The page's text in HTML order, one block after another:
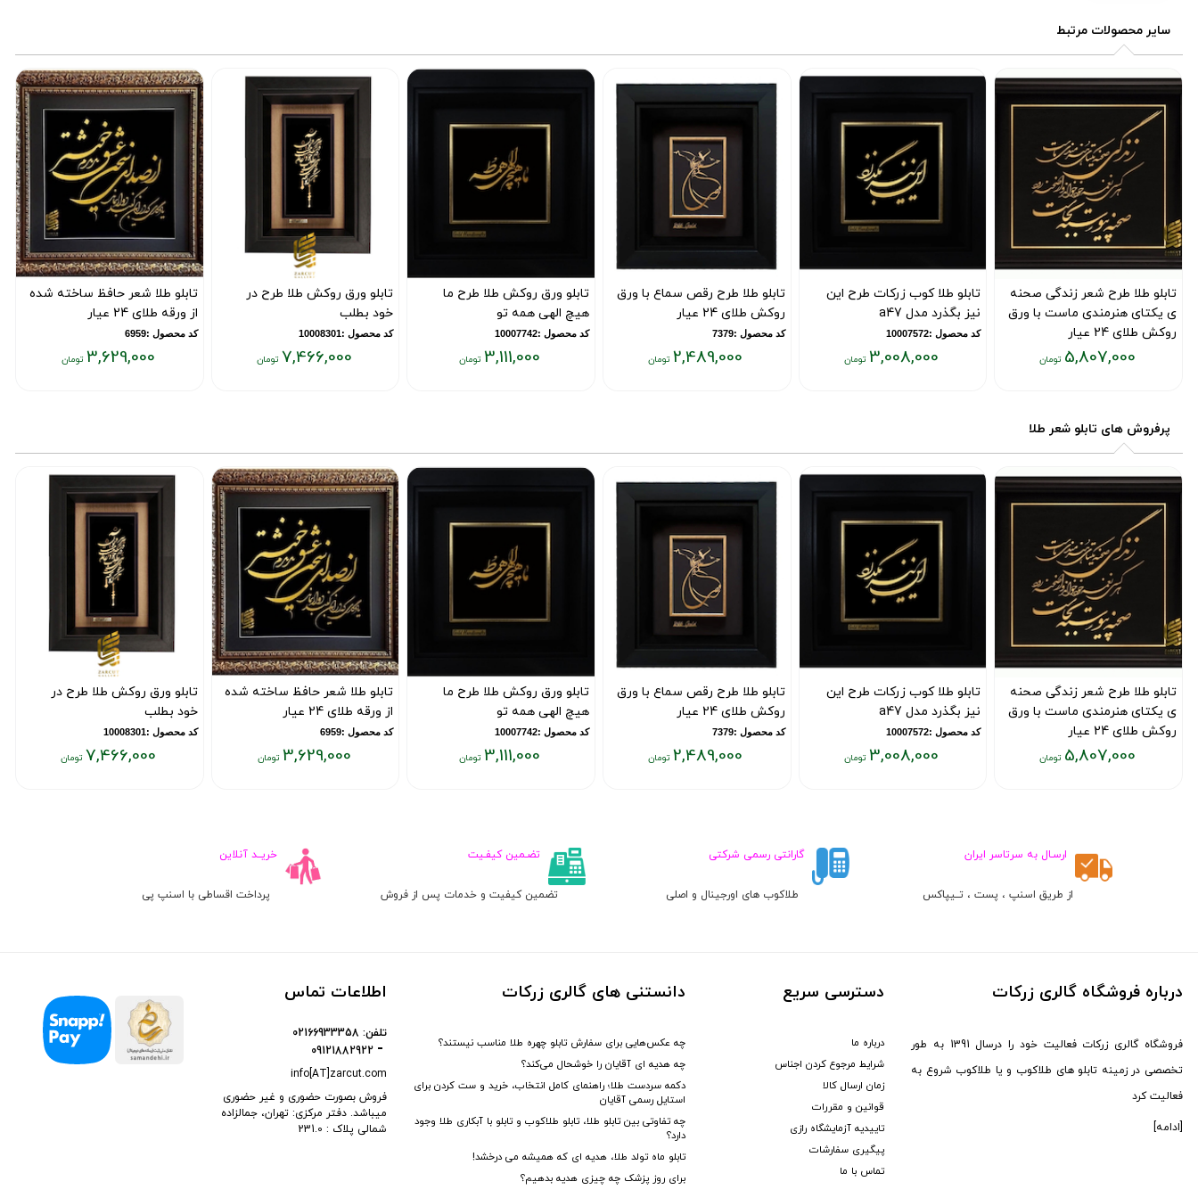
سایر محصولات مرتبط
تابلو طلا طرح شعر زندگی صحنه
ی یکتای هنرمندی ماست با ورق
روکش طلای 24 عیار
کد محصول :73535,807,000
۵,۸۰۷,۰۰۰
تومان
تابلو طلا کوب زرکات طرح این
نیز بگذرد مدل a47
کد محصول :10007572
3,008,000
تابلو طلا طرح رقص سماع با ورق
روکش طلای 24 عیار
کد محصول :7379
2,489,000
تابلو ورق روکش طلا طرح ما
هیچ الهی همه تو
کد محصول :10007742
3,111,000
تابلو ورق روکش طلا طرح در
خود بطلب
کد محصول :10008301
7,466,000
تابلو طلا شعر حافظ ساخته شده
از ورقه طلای 24 عیار
کد محصول :6959
3,629,000
پرفروش های تابلو شعر طلا
تابلو طلا طرح شعر زندگی صحنه
ی یکتای هنرمندی ماست با ورق
روکش طلای 24 عیار
کد محصول :73535,807,000
تابلو طلا کوب زرکات طرح این
نیز بگذرد مدل a47
کد محصول :10007572
3,008,000
تابلو طلا طرح رقص سماع با ورق
روکش طلای 24 عیار
کد محصول :7379
2,489,000
تابلو ورق روکش طلا طرح ما
هیچ الهی همه تو
کد محصول :10007742
3,111,000
تابلو طلا شعر حافظ ساخته شده
از ورقه طلای 24 عیار
کد محصول :6959
3,629,000
تابلو ورق روکش طلا طرح در
خود بطلب
کد محصول :10008301
7,466,000
ارسـال به سرتاسر ایران
از طریق اسنپ ، پست ، تــیپاکس
گارانتی رسمی شرکتی
طلاکوب های اورجینال و اصلی
تضـمین کیفـیت
تضمین کیفیت و خدمات پس از فروش
خریــد آنلاین
پرداخت اقساطی با اسنپ پی
درباره فروشگاه گالری زرکات
فروشگاه گالری زرکات فعالیت خود را درسال 1391 به طور
تخصصی در زمینه تابلو های طلاکوب و یا طلاکوب شروع به
فعالیت کرد
[ادامه]
دسترسی سریع
درباره ما
شرایط مرجوع کردن اجناس
زمان ارسال کالا
قوانین و مقررات
تاییدیه آزمایشگاه رازی
پیگیری سفارشات
تماس با ما
دانستنی های گالری زرکات
چه عکس‌هایی برای سفارش تابلو چهره طلا مناسب نیستند؟
چه هدیه‌ ای آقایان را خوشحال می‌کند؟
دکمه سردست طلا؛ راهنمای کامل انتخاب، خرید و ست کردن برای
استایل رسمی آقایان
چه تفاوتی بین تابلو طلا، تابلو طلاکوب و تابلو با آبکاری طلا وجود
دارد؟
تابلو ماه تولد طلا، هدیه ای که همیشه می درخشد!
برای روز پزشک چه چیزی هدیه بدهیم؟
اطلاعات تماس
فروش بصورت حضوری و غیر حضوری
میباشد. دفتر مرکزی: تهران، جمالزاده
شمالی پلاک : 231.0
info[AT]zarcut.com
تلفن: 02166933358
09121882922